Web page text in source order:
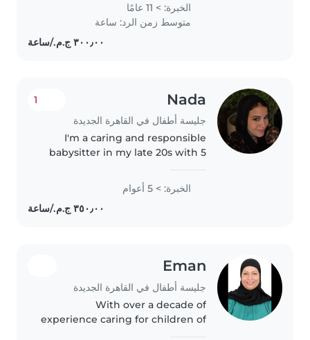
background in arts and literature
allows me to nurture creativity..
الخبرة: > 11 عامًا
متوسط زمن الرد: ساعة
Nada
جليسة أطفال في القاهرة الجديدة
1
I'm a caring and responsible
babysitter in my late 20s with 5
babies. I'm a dentist by
profession, so you can be
assured that your little one will..
الخبرة: > 5 أعوام
Eman
جليسة أطفال في القاهرة الجديدة
With over a decade of
experience caring for children of